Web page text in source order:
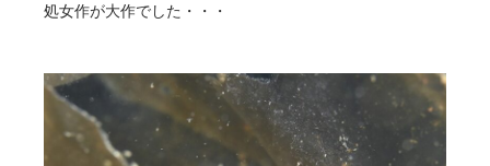
処女作が大作でした・・・